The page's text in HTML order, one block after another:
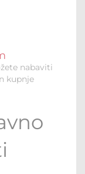
nabaviti
kupnje